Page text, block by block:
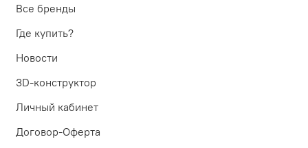
Все бренды
Где купить?
Новости
3D-конструктор
Личный кабинет
Договор-Оферта